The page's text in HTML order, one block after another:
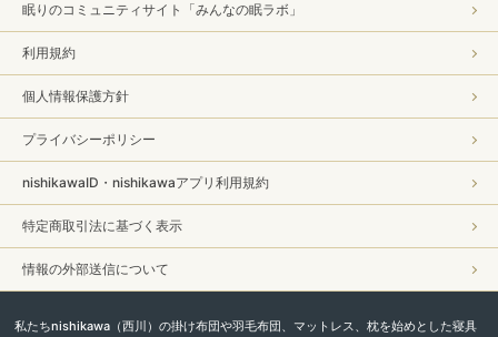
眠りのコミュニティサイト「みんなの眠ラボ」
利用規約
個人情報保護方針
プライバシーポリシー
nishikawaID・nishikawaアプリ利用規約
特定商取引法に基づく表示
情報の外部送信について
私たちnishikawa（西川）の掛け布団や羽毛布団、マットレス、枕を始めとした寝具